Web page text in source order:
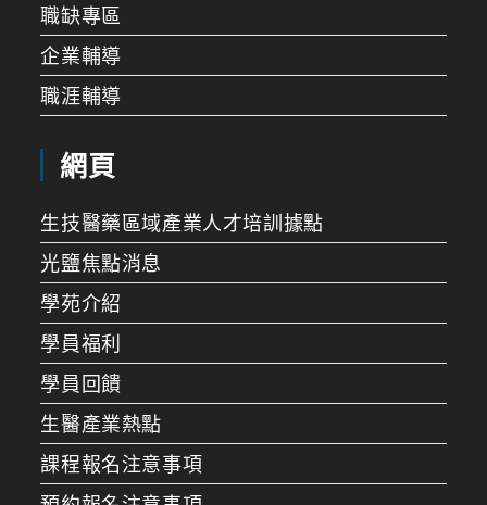
職缺專區
企業輔導
職涯輔導
網頁
生技醫藥區域產業人才培訓據點
光鹽焦點消息
學苑介紹
學員福利
學員回饋
生醫產業熱點
課程報名注意事項